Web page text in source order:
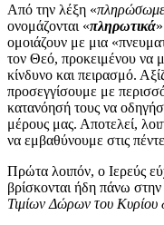
Από την λέξη «
ονομάζονται «πληρωτικά
ομοιάζουν με μια
τον Θεό, προκειμένου να
κίνδυνο και πειρασμό.
προσεγγίσουμε με
κατανόησή τους να
μέρους μας. Αποτελεί,
να εμβαθύνουμε στις
Πρώτα λοιπόν, ο Ιερεύς
βρίσκονται ήδη πάνω
Τιμίων Δώρων του Κυρίου